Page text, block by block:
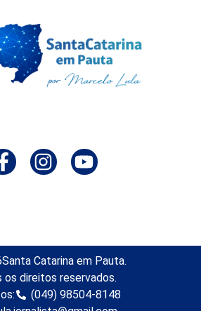
Santa Catarina em Pauta.
os direitos reservados.
(049) 98504-8148